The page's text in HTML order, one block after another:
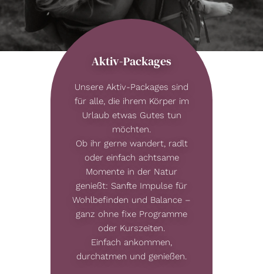
Aktiv-Packages
Unsere Aktiv-Packages sind
für alle, die ihrem Körper im
Urlaub etwas Gutes tun
möchten.
Ob ihr gerne wandert, radlt
oder einfach achtsame
Momente in der Natur
genießt: Sanfte Impulse für
Wohlbefinden und Balance –
ganz ohne fixe Programme
oder Kurszeiten.
Einfach ankommen,
durchatmen und genießen.